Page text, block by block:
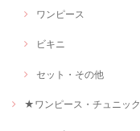
ワンピース
ビキニ
セット・その他
★ワンピース・チュニック